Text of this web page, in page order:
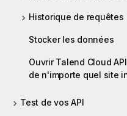
Historique de requêtes
Stocker les données
Ouvrir Talend Cloud
de n'importe quel site
Test de vos API